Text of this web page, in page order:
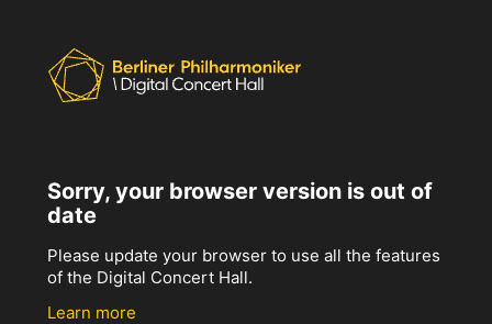
Sorry, your browser version is out of
date
Please update your browser to use all the features
of the Digital Concert Hall.
Learn more